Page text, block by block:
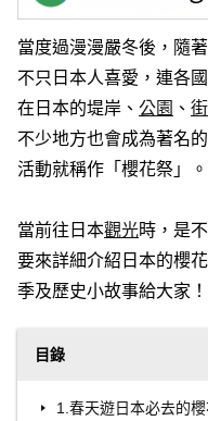
當度過漫漫嚴冬後，隨
不只日本人喜愛，連各國
在日本的堤岸、 公園 、
不少地方也會成為著名
活動就稱作「櫻花祭」。
當前往日本觀光時，是
要來詳細介紹日本的櫻
季及歷史小故事給大家！
目錄
1.春天遊日本必去的